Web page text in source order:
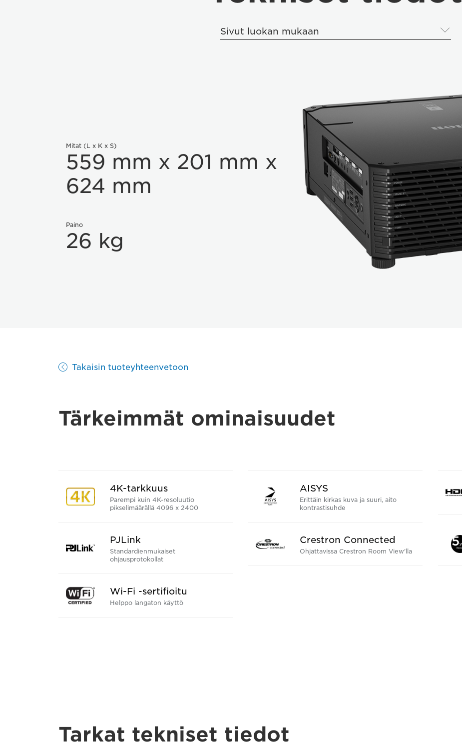
Sivut luokan mukaan
Mitat (L x K x S)
559 mm x 201 mm x
624 mm
Paino
26 kg
Takaisin tuoteyhteenvetoon
Tärkeimmät ominaisuudet
4K-tarkkuus
Parempi kuin 4K-resoluutio
pikselimäärällä 4096 x 2400
AISYS
Erittäin kirkas kuva ja suuri, aito
kontrastisuhde
PJLink
Standardienmukaiset
ohjausprotokollat
Crestron Connected
Ohjattavissa Crestron Room View'lla
Wi-Fi -sertifioitu
Helppo langaton käyttö
Tarkat tekniset tiedot